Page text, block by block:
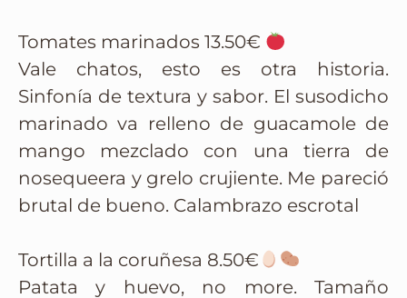
Tomates marinados 13.50€
Vale chatos, esto es otra historia.
Sinfonía de textura y sabor. El susodicho
marinado va relleno de guacamole de
mango mezclado con una tierra de
nosequeera y grelo crujiente. Me pareció
brutal de bueno. Calambrazo escrotal
Tortilla a la coruñesa 8.50€
Patata y huevo, no more. Tamaño